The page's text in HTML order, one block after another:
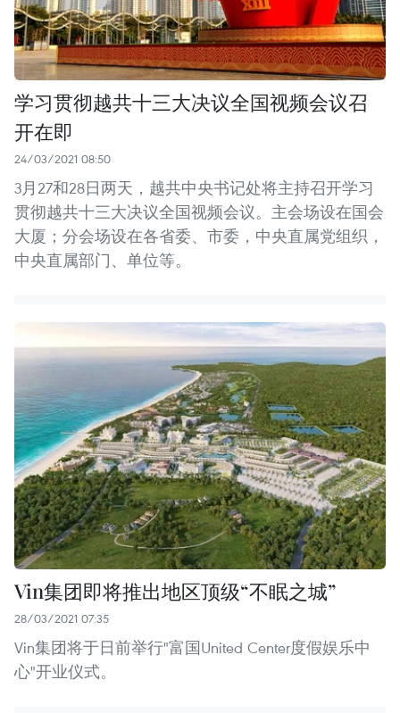
学习贯彻越共十三大决议全国视频会议召
开在即
24/03/2021 08:50
3月27和28日两天，越共中央书记处将主持召开学习
贯彻越共十三大决议全国视频会议。主会场设在国会
大厦；分会场设在各省委、市委，中央直属党组织，
中央直属部门、单位等。
Vin集团即将推出地区顶级“不眠之城”
28/03/2021 07:35
Vin集团将于日前举行"富国United Center度假娱乐中
心"开业仪式。